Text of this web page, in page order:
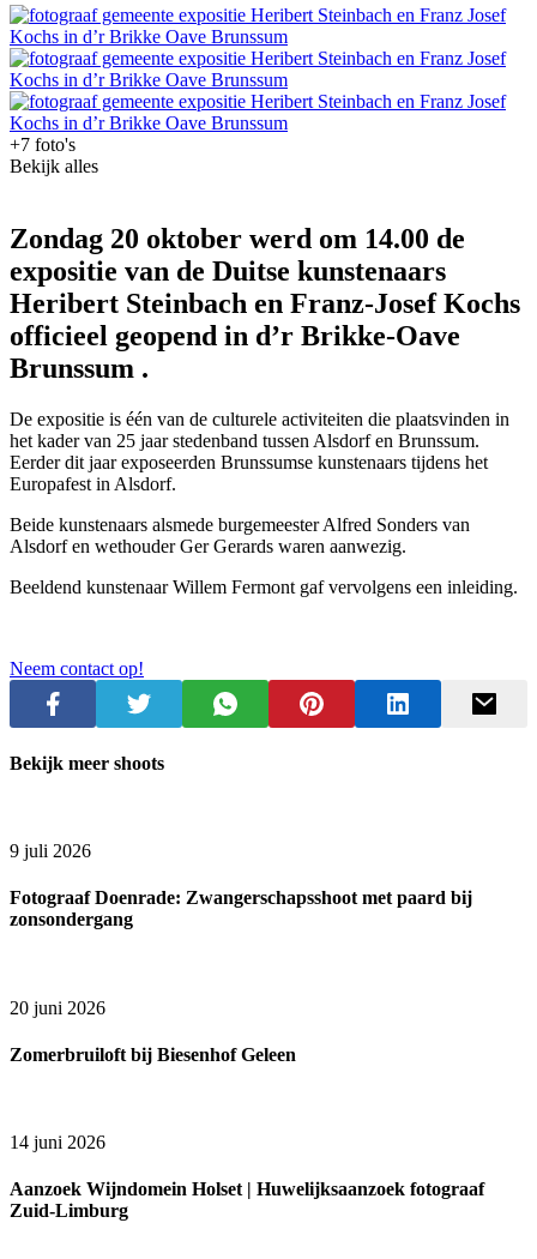
+7 foto's
Bekijk alles
Zondag 20 oktober werd om 14.00 de
expositie van de Duitse kunstenaars
Heribert Steinbach en Franz-Josef Kochs
officieel geopend in d’r Brikke-Oave
Brunssum .
De expositie is één van de culturele activiteiten die plaatsvinden in
het kader van 25 jaar stedenband tussen Alsdorf en Brunssum.
Eerder dit jaar exposeerden Brunssumse kunstenaars tijdens het
Europafest in Alsdorf.
Beide kunstenaars alsmede burgemeester Alfred Sonders van
Alsdorf en wethouder Ger Gerards waren aanwezig.
Beeldend kunstenaar Willem Fermont gaf vervolgens een inleiding.
Neem contact op!
Bekijk meer shoots
9 juli 2026
Fotograaf Doenrade: Zwangerschapsshoot met paard bij
zonsondergang
20 juni 2026
Zomerbruiloft bij Biesenhof Geleen
14 juni 2026
Aanzoek Wijndomein Holset | Huwelijksaanzoek fotograaf
Zuid-Limburg